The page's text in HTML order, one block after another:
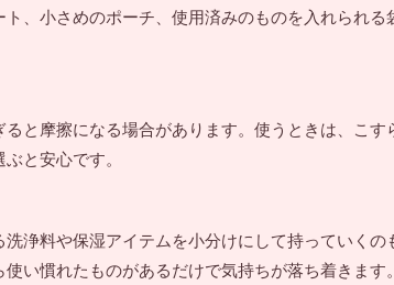
、小さめのポーチ、使用済みのものを入れられ
と摩擦になる場合があります。使うときは、こ
と安心です。
浄料や保湿アイテムを小分けにして持っていく
い慣れたものがあるだけで気持ちが落ち着きます。